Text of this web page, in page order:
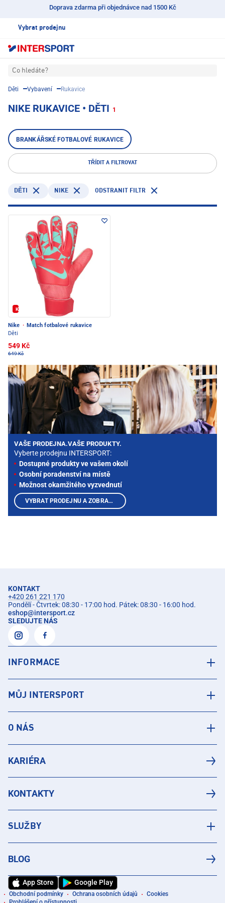
Doprava zdarma při objednávce nad 1500 Kč
Vybrat prodejnu
Co hledáte?
Děti Vybavení Rukavice
NIKE RUKAVICE • DĚTI 1
BRANKÁŘSKÉ FOTBALOVÉ RUKAVICE
TŘÍDIT A FILTROVAT
DĚTI NIKE ODSTRANIT FILTR
Kód: FOTBAL20
Nike · Match fotbalové rukavice
Děti
549 Kč
649 Kč
VAŠE PRODEJNA.VAŠE PRODUKTY.
Vyberte prodejnu INTERSPORT:
Dostupné produkty ve vašem okolí
Osobní poradenství na místě
Možnost okamžitého vyzvednutí
VYBRAT PRODEJNU A ZOBRAZIT PRODUKTY
KONTAKT
+420 261 221 170
Pondělí - Čtvrtek: 08:30 - 17:00 hod. Pátek: 08:30 - 16:00 hod.
eshop@intersport.cz
SLEDUJTE NÁS
INFORMACE
MŮJ INTERSPORT
O NÁS
KARIÉRA
KONTAKTY
SLUŽBY
BLOG
App Store Google Play
Obchodní podmínky Ochrana osobních údajů
Cookies